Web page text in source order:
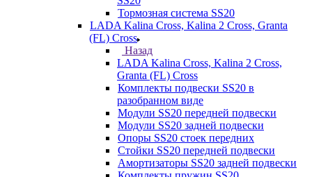
Тормозная система SS20
LADA Kalina Cross, Kalina 2 Cross, Granta
(FL) Cross
Назад
LADA Kalina Cross, Kalina 2 Cross,
Granta (FL) Cross
Комплекты подвески SS20 в
разобранном виде
Модули SS20 передней подвески
Модули SS20 задней подвески
Опоры SS20 стоек передних
Стойки SS20 передней подвески
Амортизаторы SS20 задней подвески